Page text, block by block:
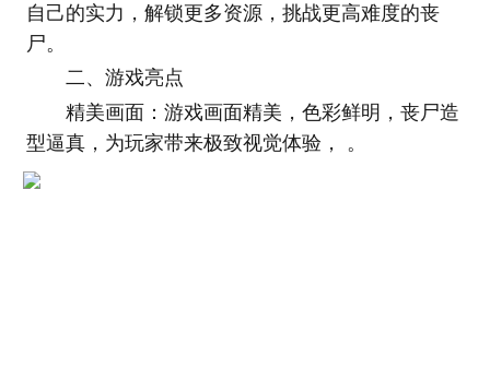
自己的实力，解锁更多资源，挑战更高难度的丧
尸。
二、游戏亮点
精美画面：游戏画面精美，色彩鲜明，丧尸造
型逼真，为玩家带来极致视觉体验， 。